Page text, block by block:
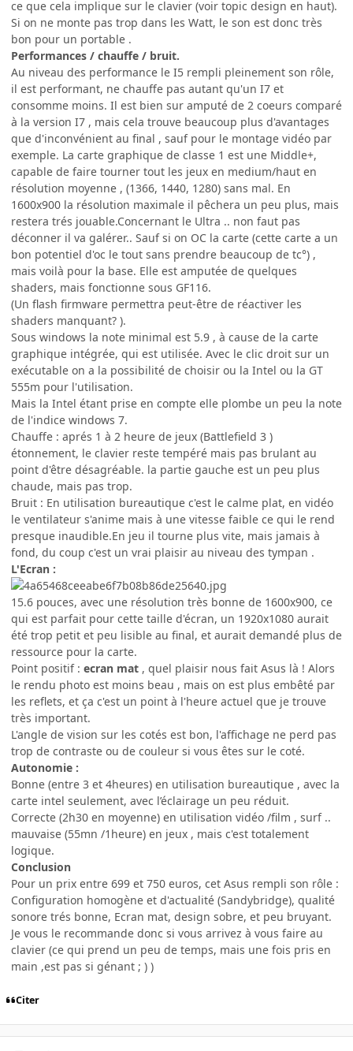
ce que cela implique sur le clavier (voir topic design en haut).
Si on ne monte pas trop dans les Watt, le son est donc très
bon pour un portable .
Performances / chauffe / bruit.
Au niveau des performance le I5 rempli pleinement son rôle,
il est performant, ne chauffe pas autant qu'un I7 et
consomme moins. Il est bien sur amputé de 2 coeurs comparé
à la version I7 , mais cela trouve beaucoup plus d'avantages
que d'inconvénient au final , sauf pour le montage vidéo par
exemple. La carte graphique de classe 1 est une Middle+,
capable de faire tourner tout les jeux en medium/haut en
résolution moyenne , (1366, 1440, 1280) sans mal. En
1600x900 la résolution maximale il pêchera un peu plus, mais
restera trés jouable.Concernant le Ultra .. non faut pas
déconner il va galérer.. Sauf si on OC la carte (cette carte a un
bon potentiel d'oc le tout sans prendre beaucoup de tc°) ,
mais voilà pour la base. Elle est amputée de quelques
shaders, mais fonctionne sous GF116.
(Un flash firmware permettra peut-être de réactiver les
shaders manquant? ).
Sous windows la note minimal est 5.9 , à cause de la carte
graphique intégrée, qui est utilisée. Avec le clic droit sur un
exécutable on a la possibilité de choisir ou la Intel ou la GT
555m pour l'utilisation.
Mais la Intel étant prise en compte elle plombe un peu la note
de l'indice windows 7.
Chauffe : aprés 1 à 2 heure de jeux (Battlefield 3 )
étonnement, le clavier reste tempéré mais pas brulant au
point d'être désagréable. la partie gauche est un peu plus
chaude, mais pas trop.
Bruit : En utilisation bureautique c'est le calme plat, en vidéo
le ventilateur s'anime mais à une vitesse faible ce qui le rend
presque inaudible.En jeu il tourne plus vite, mais jamais à
fond, du coup c'est un vrai plaisir au niveau des tympan .
L'Ecran :
15.6 pouces, avec une résolution très bonne de 1600x900, ce
qui est parfait pour cette taille d'écran, un 1920x1080 aurait
été trop petit et peu lisible au final, et aurait demandé plus de
ressource pour la carte.
Point positif : ecran mat , quel plaisir nous fait Asus là ! Alors
le rendu photo est moins beau , mais on est plus embêté par
les reflets, et ça c'est un point à l'heure actuel que je trouve
très important.
L'angle de vision sur les cotés est bon, l'affichage ne perd pas
trop de contraste ou de couleur si vous êtes sur le coté.
Autonomie :
Bonne (entre 3 et 4heures) en utilisation bureautique , avec la
carte intel seulement, avec l’éclairage un peu réduit.
Correcte (2h30 en moyenne) en utilisation vidéo /film , surf ..
mauvaise (55mn /1heure) en jeux , mais c'est totalement
logique.
Conclusion
Pour un prix entre 699 et 750 euros, cet Asus rempli son rôle :
Configuration homogène et d'actualité (Sandybridge), qualité
sonore trés bonne, Ecran mat, design sobre, et peu bruyant.
Je vous le recommande donc si vous arrivez à vous faire au
clavier (ce qui prend un peu de temps, mais une fois pris en
main ,est pas si génant ; ) )
Citer